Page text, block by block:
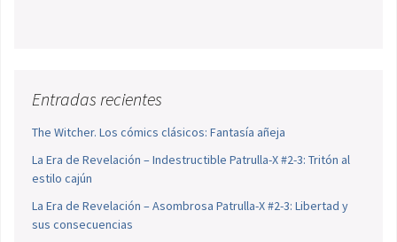
Entradas recientes
The Witcher. Los cómics clásicos: Fantasía añeja
La Era de Revelación – Indestructible Patrulla-X #2-3: Tritón al
estilo cajún
La Era de Revelación – Asombrosa Patrulla-X #2-3: Libertad y
sus consecuencias